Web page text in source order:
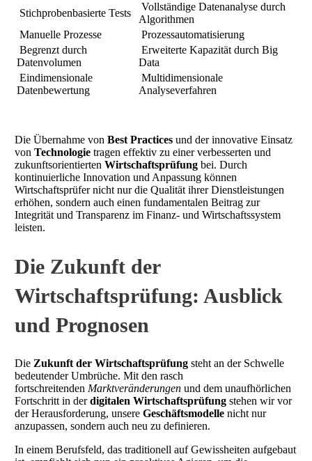
Stichprobenbasierte Tests
Vollständige Datenanalyse durch
Algorithmen
Manuelle Prozesse
Prozessautomatisierung
Begrenzt durch
Datenvolumen
Erweiterte Kapazität durch Big
Data
Eindimensionale
Datenbewertung
Multidimensionale
Analyseverfahren
Die Übernahme von Best Practices und der innovative Einsatz
von Technologie tragen effektiv zu einer verbesserten und
zukunftsorientierten Wirtschaftsprüfung bei. Durch
kontinuierliche Innovation und Anpassung können
Wirtschaftsprüfer nicht nur die Qualität ihrer Dienstleistungen
erhöhen, sondern auch einen fundamentalen Beitrag zur
Integrität und Transparenz im Finanz- und Wirtschaftssystem
leisten.
Die Zukunft der
Wirtschaftsprüfung: Ausblick
und Prognosen
Die Zukunft der Wirtschaftsprüfung steht an der Schwelle
bedeutender Umbrüche. Mit den rasch
fortschreitenden Marktveränderungen und dem unaufhörlichen
Fortschritt in derdigitalen Wirtschaftsprüfung stehen wir vor
der Herausforderung, unsere Geschäftsmodelle nicht nur
anzupassen, sondern auch neu zu definieren.
In einem Berufsfeld, das traditionell auf Gewissheiten aufgebaut